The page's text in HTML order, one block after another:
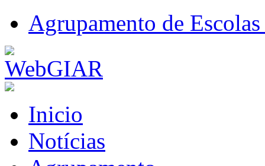
Agrupamento de
Inicio
Notícias